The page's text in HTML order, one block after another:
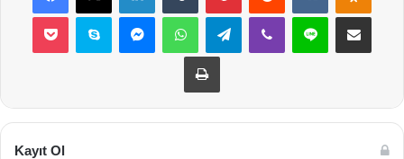
Pocket Skype MessengerWhatsAppTelegramViber Line E-Posta ile
Yazdır
Kayıt Ol